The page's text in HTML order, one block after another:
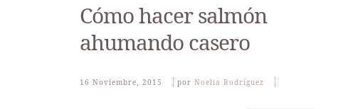
Cómo hacer salmón
ahumando casero
16 Noviembre, 2015 Por Noelia Rodríguez